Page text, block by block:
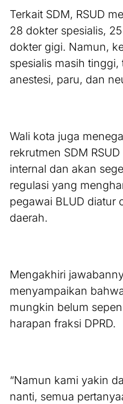
Terkait SDM, RSUD
28 dokter spesialis,
dokter gigi. Namun,
spesialis masih
anestesi, paru, dan
Wali kota juga
rekrutmen SDM
internal dan akan
regulasi yang
pegawai BLUD diatur
daerah.
Mengakhiri
menyampaikan
mungkin belum
harapan fraksi DPRD.
“Namun kami yakin
nanti, semua